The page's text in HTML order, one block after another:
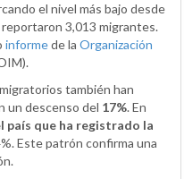
el nivel más bajo desde
reportaron 3,013 migrantes.
informede la Organización
también han
un descenso del 17%. En
país que ha registrado la
Este patrón confirma una